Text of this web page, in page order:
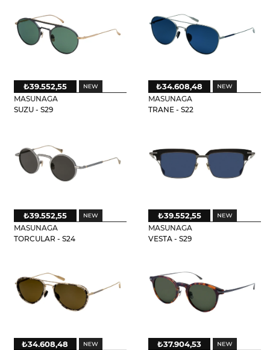
MASUNAGA
SUZU - S29
₺39.552,55
MASUNAGA
TRANE - S22
₺34.608,48
MASUNAGA
TORCULAR - S24
₺39.552,55
MASUNAGA
VESTA - S29
₺39.552,55
₺34.608,48 ₺37.904,53